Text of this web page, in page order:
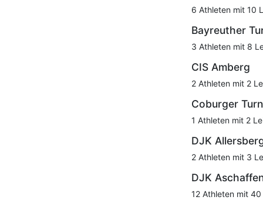
6 Athleten mit 10
Bayreuther
3 Athleten mit 8
CIS Amberg
2 Athleten mit 2
Coburger
1 Athleten mit 2
DJK
2 Athleten mit 3
DJK
12 Athleten mit